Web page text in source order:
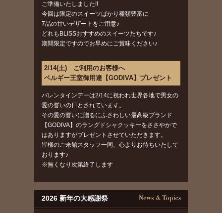
ご準備いたしました!!
今回は限定のスイーツばかり種類豊富に
7品の甘いデザートをご用意♪
どれもBLISSおすすめのスイーツたちです♪
期間限定ですのでお早めにご賞味ください♪
2/14(土) ご利用のお客様へ
ベルギー王室御用達【GODIVA】プレゼント
バレンタインデーは2/14に祝われ世界各地で男女の
愛の誓いの日とされています。
その愛の誓いに贈るにふさわしい最高級ブランド
【GODIVA】のラングドシャクッキーをささやかで
はありますがプレゼントさせていただきます。
皆様のご来館スタッフ一同、心よりお待ちいたして
おります♪
※無くなり次第終了します
2026 新年の大感謝祭